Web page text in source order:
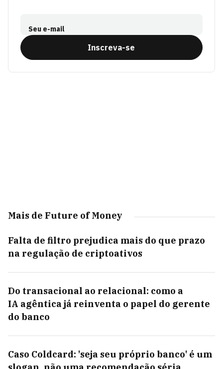
Seu e-mail
Inscreva-se
Mais de Future of Money
Falta de filtro prejudica mais do que prazo
na regulação de criptoativos
Do transacional ao relacional: como a
IA agêntica já reinventa o papel do gerente
do banco
Caso Coldcard: 'seja seu próprio banco' é um